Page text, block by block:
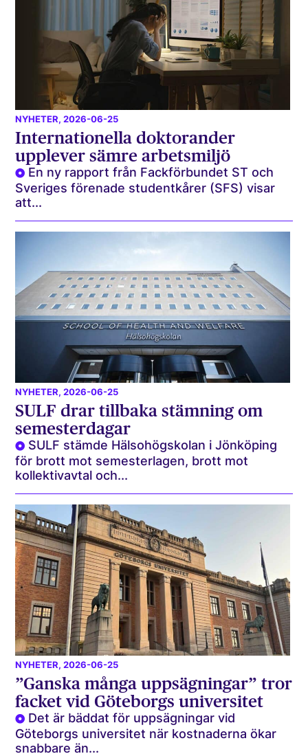
NYHETER, 2026-06-25
Internationella doktorander
upplever sämre arbetsmiljö
En ny rapport från Fackförbundet ST och
Sveriges förenade studentkårer (SFS) visar
att...
NYHETER, 2026-06-25
SULF drar tillbaka stämning om
semesterdagar
SULF stämde Hälsohögskolan i Jönköping
för brott mot semesterlagen, brott mot
kollektivavtal och...
NYHETER, 2026-06-25
”Ganska många uppsägningar” tror
facket vid Göteborgs universitet
Det är bäddat för uppsägningar vid
Göteborgs universitet när kostnaderna ökar
snabbare än...